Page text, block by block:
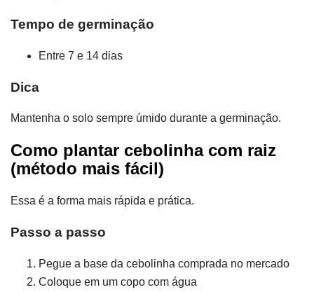
Tempo de germinação
Entre 7 e 14 dias
Dica
Mantenha o solo sempre úmido durante a germinação.
Como plantar cebolinha com raiz
(método mais fácil)
Essa é a forma mais rápida e prática.
Passo a passo
Pegue a base da cebolinha comprada no mercado
Coloque em um copo com água